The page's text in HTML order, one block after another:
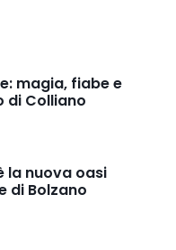
magia, fiabe e
di Colliano
la nuova oasi
di Bolzano